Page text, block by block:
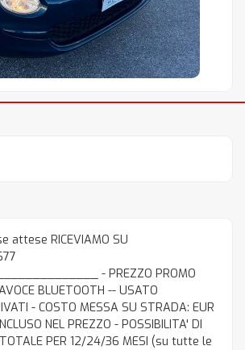
RICEVIAMO SU
- PREZZO PROMO
BLUETOOTH -- USATO
- COSTO MESSA SU STRADA: EUR
NEL PREZZO - POSSIBILITA' DI
TOTALE PER 12/24/36 MESI (su tutte le